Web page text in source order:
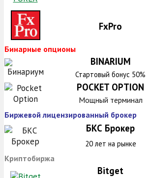
FxPro
Бинарные опционы
BINARIUM
Стартовый бонус 50%
POCKET OPTION
Мощный терминал
Биржевой лицензированный брокер
БКС Брокер
20 лет на рынке
Криптобиржа
Bitget